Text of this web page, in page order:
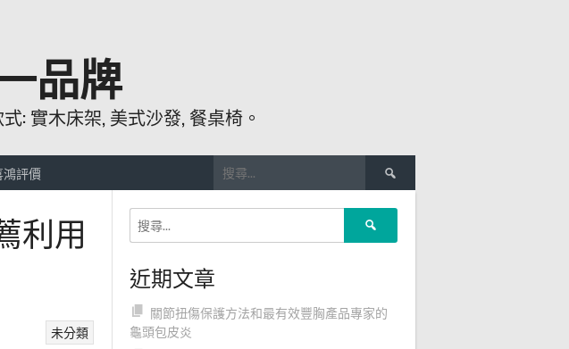
品牌
: 實木床架, 美式沙發, 餐桌椅。
鴻評價
尋
關
鍵
利用
未分類
近期文章
關節扭傷保護方法和最有效豐胸產品專家的
龜頭包皮炎